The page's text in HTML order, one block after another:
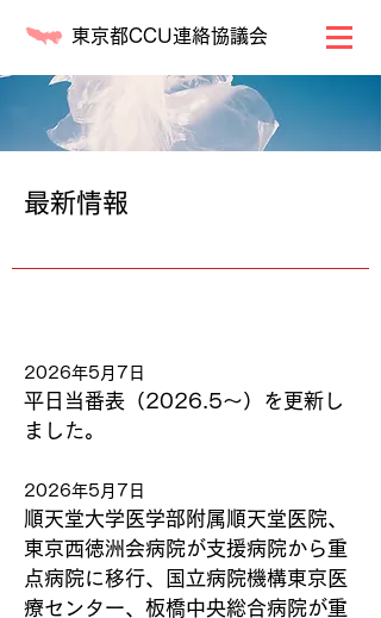
東京都CCU連絡協議会
最新情報
2026年5月7日
平日当番表（2026.5～）を更新し
ました。
2026年5月7日
順天堂大学医学部附属順天堂医院、
東京西徳洲会病院が支援病院から重
点病院に移行、国立病院機構東京医
療センター、板橋中央総合病院が重